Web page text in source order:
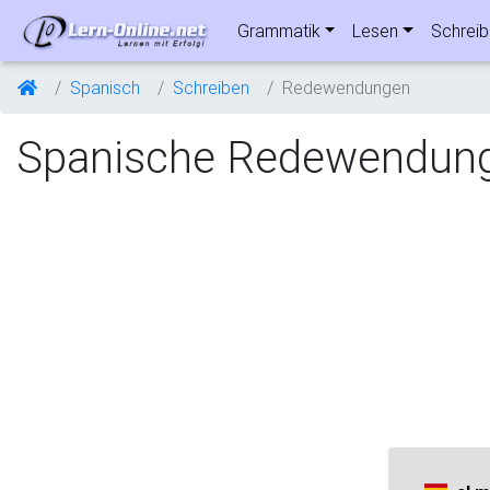
Grammatik Lesen
Spanisch Schreiben Redewendungen
Spanische